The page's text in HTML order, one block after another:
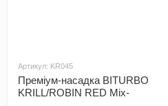
Артикул: KR045
Преміум-насадка BITURBO
KRILL/ROBIN RED Mix-